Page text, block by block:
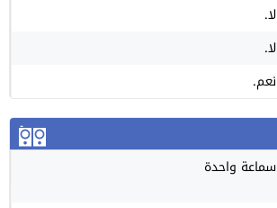
لا.
لا.
نعم.
سماعة واحدة